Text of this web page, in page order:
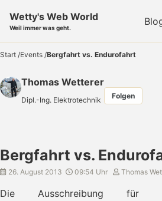
Wetty's Web World
Weil immer was geht.
Start /Events /Bergfahrt vs. Endurofahrt
Thomas Wetterer
Dipl.-Ing. Elektrotechnik Folgen
Bergfahrt vs.
26. August 2013 09:54 Uhr Thomas
Die Ausschreibung für